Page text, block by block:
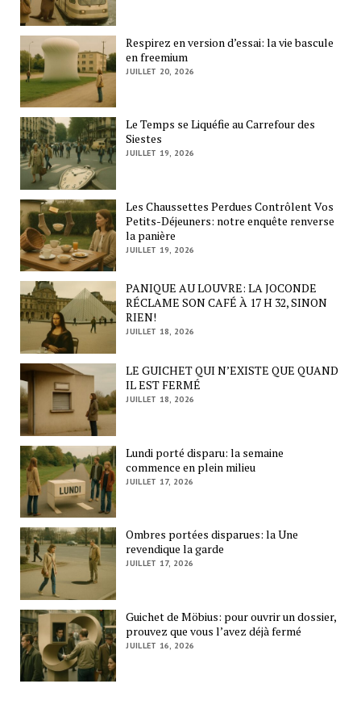
Respirez en version d’essai: la vie bascule
en freemium
JUILLET 20, 2026
Le Temps se Liquéfie au Carrefour des
Siestes
JUILLET 19, 2026
Les Chaussettes Perdues Contrôlent Vos
Petits-Déjeuners: notre enquête renverse
la panière
JUILLET 19, 2026
PANIQUE AU LOUVRE: LA JOCONDE
RÉCLAME SON CAFÉ À 17 H 32, SINON
RIEN!
JUILLET 18, 2026
LE GUICHET QUI N’EXISTE QUE QUAND
IL EST FERMÉ
JUILLET 18, 2026
Lundi porté disparu: la semaine
commence en plein milieu
JUILLET 17, 2026
Ombres portées disparues: la Une
revendique la garde
JUILLET 17, 2026
Guichet de Möbius: pour ouvrir un dossier,
prouvez que vous l’avez déjà fermé
JUILLET 16, 2026